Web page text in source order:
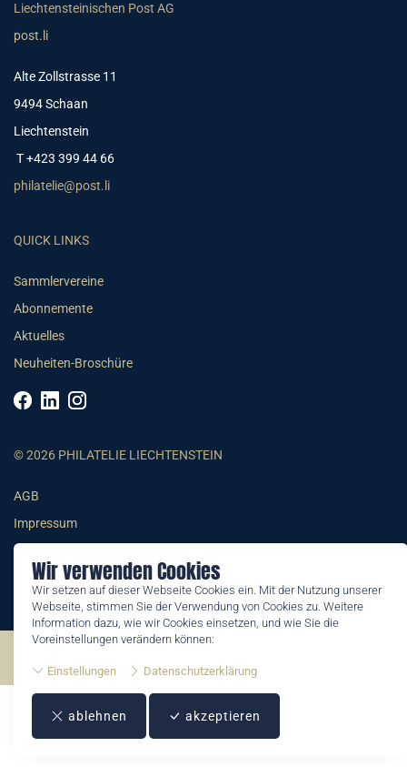
Wir verwenden Cookies
Wir setzen auf dieser Webseite Cookies ein. Mit der Nutzung unserer
Webseite, stimmen Sie der Verwendung von Cookies zu. Weitere
Information dazu, wie wir Cookies einsetzen, und wie Sie die
Voreinstellungen verändern können:
Einstellungen Datenschutzerklärung
ablehnen akzeptieren
Liechtensteinischen Post AG
post.li
Alte Zollstrasse 11
9494 Schaan
Liechtenstein
T +423 399 44 66
philatelie@post.li
QUICK LINKS
Sammlervereine
Abonnemente
Aktuelles
Neuheiten-Broschüre
© 2026 PHILATELIE LIECHTENSTEIN
AGB
Impressum
Datenschutzerklärung